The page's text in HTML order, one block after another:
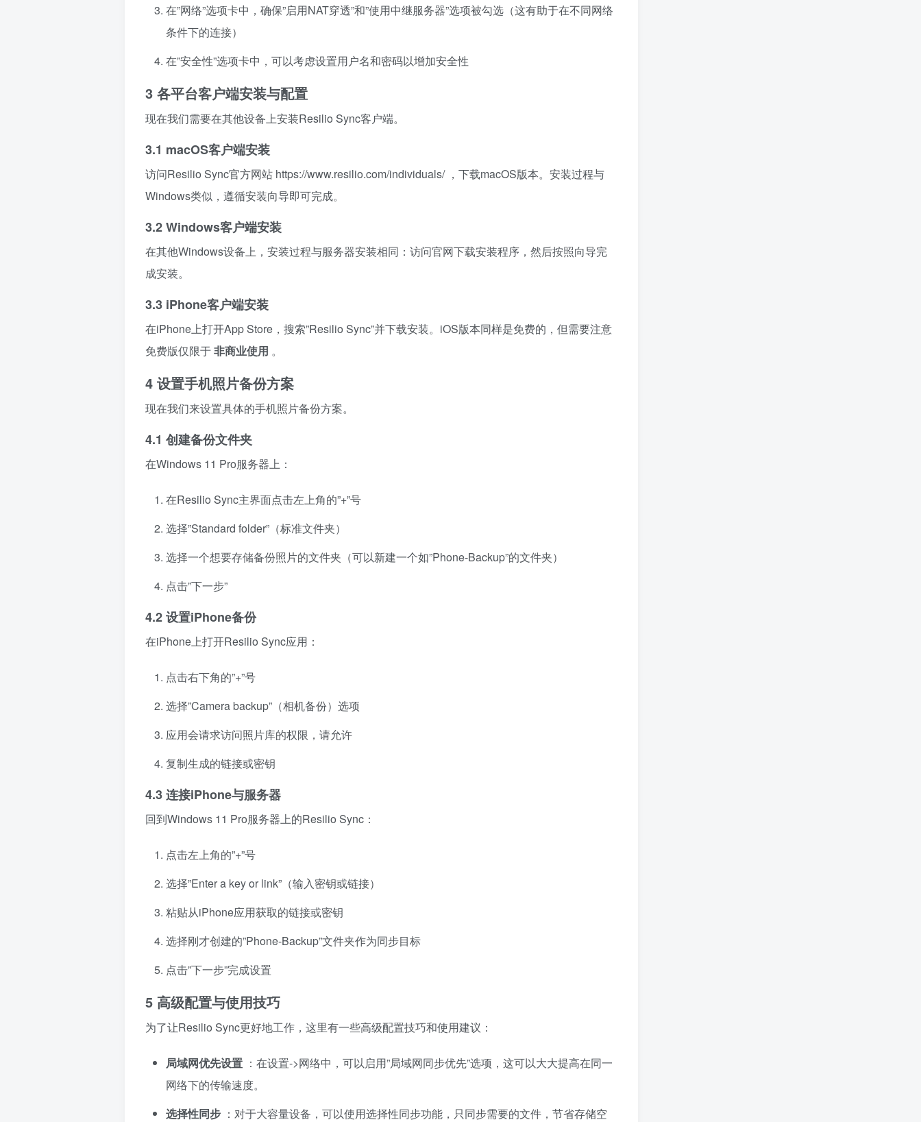
在”网络”选项卡中，确保”启用NAT穿透”和”使用中继服务器”选项被勾选（这有助于在不同网络
条件下的连接）
在”安全性”选项卡中，可以考虑设置用户名和密码以增加安全性
3 各平台客户端安装与配置
现在我们需要在其他设备上安装Resilio Sync客户端。
3.1 macOS客户端安装
访问Resilio Sync官方网站 https://www.resilio.com/individuals/ ，下载macOS版本。安装过程与
Windows类似，遵循安装向导即可完成。
3.2 Windows客户端安装
在其他Windows设备上，安装过程与服务器安装相同：访问官网下载安装程序，然后按照向导完
成安装。
3.3 iPhone客户端安装
在iPhone上打开App Store，搜索”Resilio Sync”并下载安装。iOS版本同样是免费的，但需要注意
免费版仅限于非商业使用 。
4 设置手机照片备份方案
现在我们来设置具体的手机照片备份方案。
4.1 创建备份文件夹
在Windows 11 Pro服务器上：
在Resilio Sync主界面点击左上角的”+”号
选择”Standard folder”（标准文件夹）
选择一个想要存储备份照片的文件夹（可以新建一个如”Phone-Backup”的文件夹）
点击”下一步”
4.2 设置iPhone备份
在iPhone上打开Resilio Sync应用：
点击右下角的”+”号
选择”Camera backup”（相机备份）选项
应用会请求访问照片库的权限，请允许
复制生成的链接或密钥
4.3 连接iPhone与服务器
回到Windows 11 Pro服务器上的Resilio Sync：
点击左上角的”+”号
选择”Enter a key or link”（输入密钥或链接）
粘贴从iPhone应用获取的链接或密钥
选择刚才创建的”Phone-Backup”文件夹作为同步目标
点击”下一步”完成设置
5 高级配置与使用技巧
为了让Resilio Sync更好地工作，这里有一些高级配置技巧和使用建议：
局域网优先设置 ：在设置->网络中，可以启用”局域网同步优先”选项，这可以大大提高在同一
网络下的传输速度。
选择性同步 ：对于大容量设备，可以使用选择性同步功能，只同步需要的文件，节省存储空